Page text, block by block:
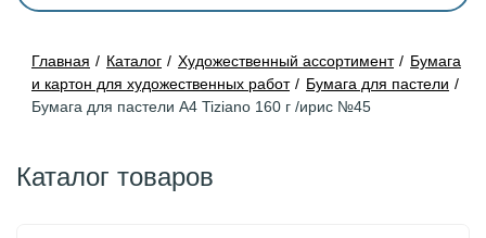
Главная Каталог Художественный ассортимент
Бумага
и картон для художественных работ
Бумага для пастели
Бумага для пастели А4 Tiziano 160 г /ирис №45
Каталог товаров